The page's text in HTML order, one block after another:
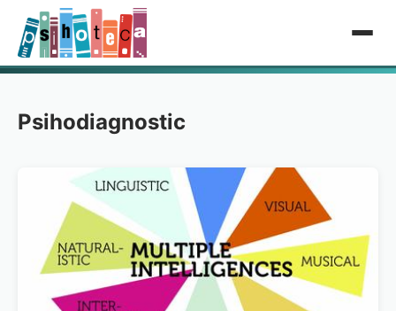
Psihodiagnostic